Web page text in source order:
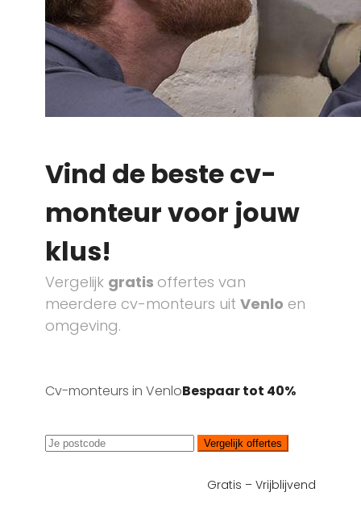
Vind de beste cv-
monteur voor jouw
klus!
Vergelijk gratis offertes van
meerdere cv-monteurs uit Venlo en
omgeving.
Cv-monteurs in VenloBespaar tot 40%
Vergelijk offertes
Gratis – Vrijblijvend